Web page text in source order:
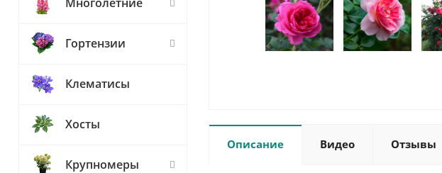
Описание Видео Отзывы
Гортензии
Клематисы
Хосты
Крупномеры